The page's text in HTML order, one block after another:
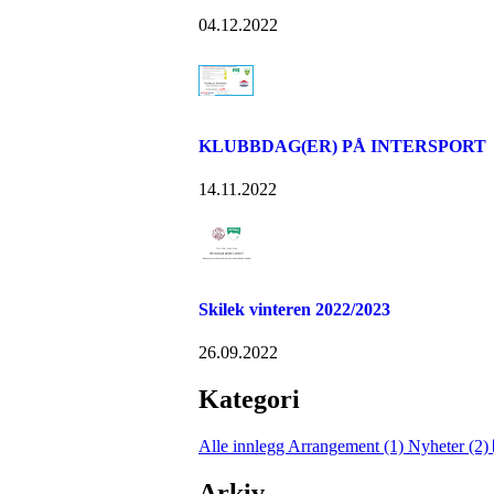
04.12.2022
KLUBBDAG(ER) PÅ INTERSPORT
14.11.2022
Skilek vinteren 2022/2023
26.09.2022
Kategori
Alle innlegg Arrangement (1) Nyheter (2)